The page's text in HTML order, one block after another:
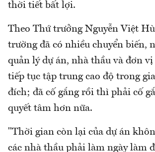
thời tiết bất lợi.
Theo Thứ trưởng Nguyễn Việt
trường đã có nhiều chuyển biến,
quản lý dự án, nhà thầu và đơn
tiếp tục tập trung cao độ trong
đích; đã cố gắng rồi thì phải cố
quyết tâm hơn nữa.
"Thời gian còn lại của dự án
các nhà thầu phải làm ngày làm